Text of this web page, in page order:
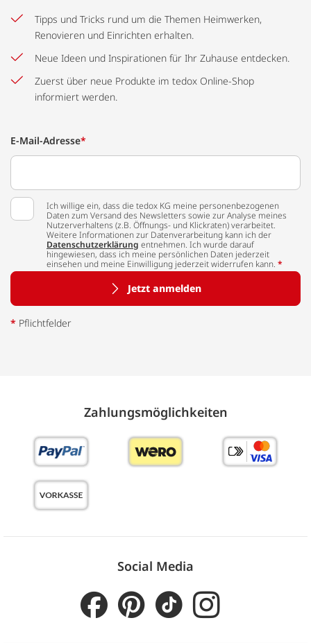
Tipps und Tricks rund um die Themen Heimwerken,
Renovieren und Einrichten erhalten.
Neue Ideen und Inspirationen für Ihr Zuhause entdecken.
Zuerst über neue Produkte im tedox Online-Shop
informiert werden.
E-Mail-Adresse*
Ich willige ein, dass die tedox KG meine personenbezogenen
Daten zum Versand des Newsletters sowie zur Analyse meines
Nutzerverhaltens (z.B. Öffnungs- und Klickraten) verarbeitet.
Weitere Informationen zur Datenverarbeitung kann ich der
Datenschutzerklärung entnehmen. Ich wurde darauf
hingewiesen, dass ich meine persönlichen Daten jederzeit
einsehen und meine Einwilligung jederzeit widerrufen kann. *
Jetzt anmelden
* Pflichtfelder
Zahlungs­möglich­keiten
Social Media